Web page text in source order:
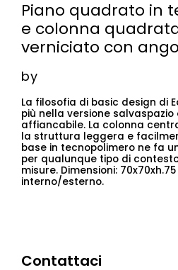
Piano quadrato in
e colonna
verniciato con
by
La filosofia di basic design di
più nella versione
affiancabile. La colonna
la struttura leggera e
base in tecnopolimero ne fa
per qualunque tipo di
misure. ​Dimensioni:
interno/esterno.
Contattaci